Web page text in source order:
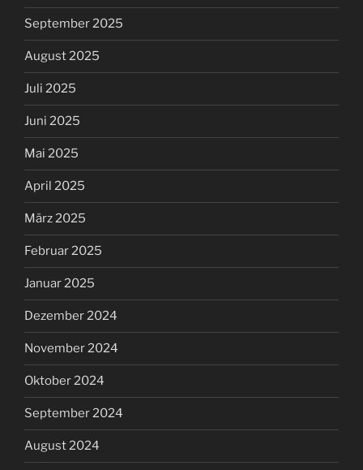
September 2025
August 2025
Juli 2025
Juni 2025
Mai 2025
April 2025
März 2025
Februar 2025
Januar 2025
Dezember 2024
November 2024
Oktober 2024
September 2024
August 2024